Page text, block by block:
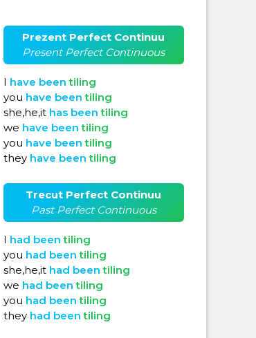
Prezent Perfect Continuu
Present Perfect Continuous
I have beentiling
you have beentiling
she,he,it has beentiling
we have beentiling
you have beentiling
they have beentiling
Trecut Perfect Continuu
Past Perfect Continuous
I had beentiling
you had beentiling
she,he,it had beentiling
we had beentiling
you had beentiling
they had beentiling